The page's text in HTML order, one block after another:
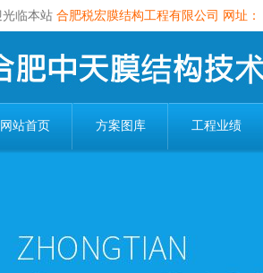
光临本站 合肥税宏膜结构工程有限公司 网址：
网站首页 方案图库 工程业绩